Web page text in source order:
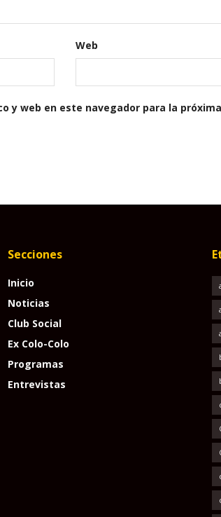
Web
y web en este navegador para la
Secciones
Inicio
Noticias
Club Social
Ex Colo-Colo
Programas
Entrevistas